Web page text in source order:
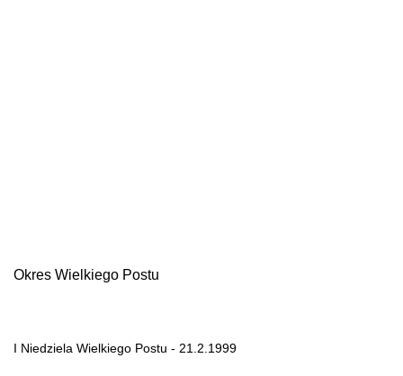
Okres Wielkiego Postu
I Niedziela Wielkiego Postu - 21.2.1999